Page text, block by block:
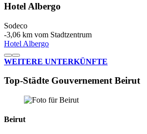
Hotel Albergo
Sodeco
‐3,06 km vom Stadtzentrum
Hotel Albergo
WEITERE UNTERKÜNFTE
Top-Städte Gouvernement Beirut
Beirut